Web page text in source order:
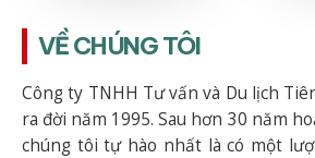
VỀ CHÚNG TÔI
Công ty TNHH Tư vấn và Du lịch
ra đời năm 1995. Sau hơn 30 năm
chúng tôi tự hào nhất là có một